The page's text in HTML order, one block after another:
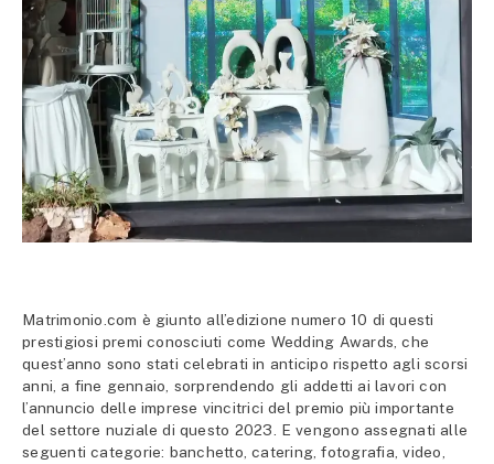
Matrimonio.com è giunto all’edizione numero 10 di questi
prestigiosi premi conosciuti come Wedding Awards, che
quest’anno sono stati celebrati in anticipo rispetto agli scorsi
anni, a fine gennaio, sorprendendo gli addetti ai lavori con
l’annuncio delle imprese vincitrici del premio più importante
del settore nuziale di questo 2023. E vengono assegnati alle
seguenti categorie: banchetto, catering, fotografia, video,